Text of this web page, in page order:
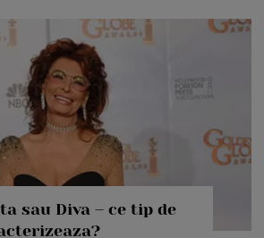
sau Diva – ce tip de